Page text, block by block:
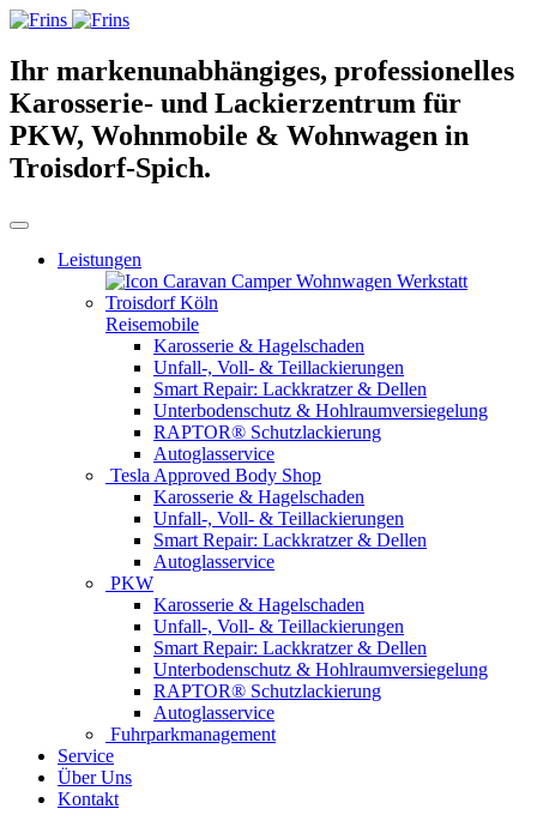
Ihr markenunabhängiges, professionelles
Karosserie- und Lackierzentrum für
PKW, Wohnmobile & Wohnwagen in
Troisdorf-Spich.
Leistungen
Reisemobile
Karosserie & Hagelschaden
Unfall-, Voll- & Teillackierungen
Smart Repair: Lackkratzer & Dellen
Unterbodenschutz & Hohlraumversiegelung
RAPTOR® Schutzlackierung
Autoglasservice
Tesla Approved Body Shop
Karosserie & Hagelschaden
Unfall-, Voll- & Teillackierungen
Smart Repair: Lackkratzer & Dellen
Autoglasservice
PKW
Karosserie & Hagelschaden
Unfall-, Voll- & Teillackierungen
Smart Repair: Lackkratzer & Dellen
Unterbodenschutz & Hohlraumversiegelung
RAPTOR® Schutzlackierung
Autoglasservice
Fuhrparkmanagement
Service
Über Uns
Kontakt